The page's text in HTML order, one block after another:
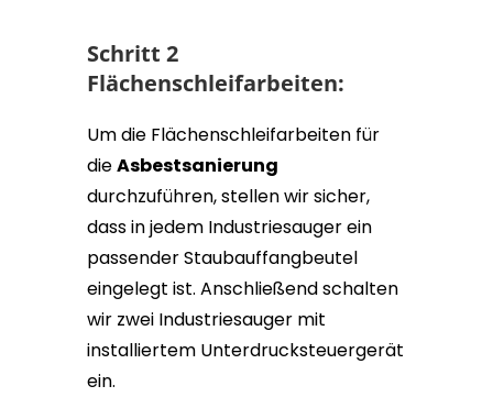
Schritt 2
Flächenschleifarbeiten:
Um die Flächenschleifarbeiten für
dieAsbestsanierung
durchzuführen, stellen wir sicher,
dass in jedem Industriesauger ein
passender Staubauffangbeutel
eingelegt ist. Anschließend schalten
wir zwei Industriesauger mit
installiertem Unterdrucksteuergerät
ein.